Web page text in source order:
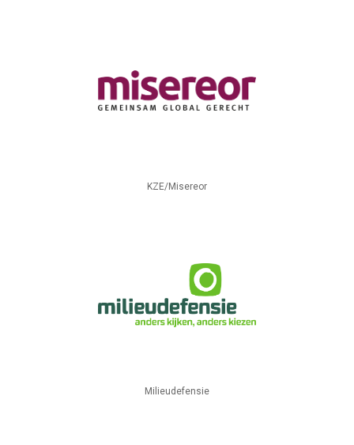
KZE/Misereor
Milieudefensie